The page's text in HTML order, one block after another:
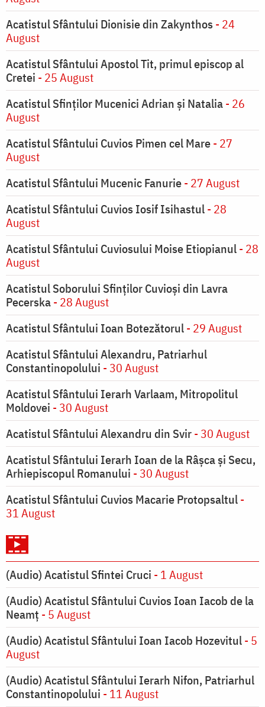
Acatistul Sfântului Dionisie din Zakynthos - 24
August
Acatistul Sfântului Apostol Tit, primul episcop al
Cretei - 25 August
Acatistul Sfinților Mucenici Adrian și Natalia- 26
August
Acatistul Sfântului Cuvios Pimen cel Mare- 27
August
Acatistul Sfântului Mucenic Fanurie- 27 August
Acatistul Sfântului Cuvios Iosif Isihastul- 28
August
Acatistul Sfântului Cuviosului Moise Etiopianul- 28
August
Acatistul Soborului Sfinților Cuvioși din Lavra
Pecerska- 28 August
Acatistul Sfântului Ioan Botezătorul- 29 August
Acatistul Sfântului Alexandru, Patriarhul
Constantinopolului - 30 August
Acatistul Sfântului Ierarh Varlaam, Mitropolitul
Moldovei - 30 August
Acatistul Sfântului Alexandru din Svir- 30 August
Acatistul Sfântului Ierarh Ioan de la Râşca şi Secu,
Arhiepiscopul Romanului - 30 August
Acatistul Sfântului Cuvios Macarie Protopsaltul-
31 August
(Audio) Acatistul Sfintei Cruci - 1 August
(Audio) Acatistul Sfântului Cuvios Ioan Iacob de la
Neamț - 5 August
(Audio) Acatistul Sfântului Ioan Iacob Hozevitul- 5
August
(Audio) Acatistul Sfântului Ierarh Nifon, Patriarhul
Constantinopolului - 11 August